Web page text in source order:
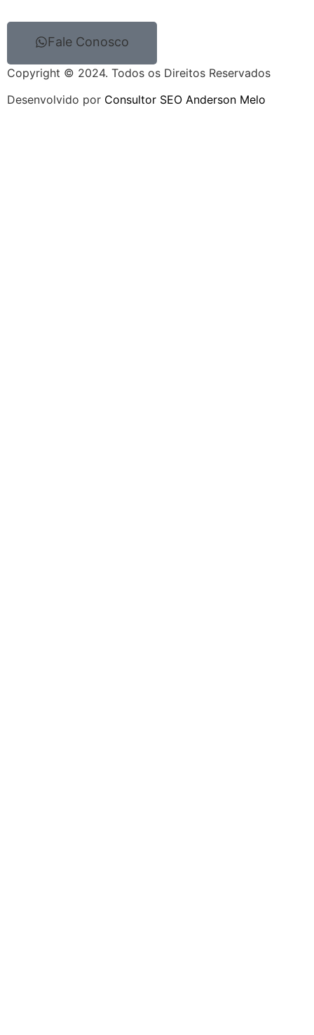
Fale Conosco
Desenvolvido por Consultor SEO Anderson Melo
Copyright © 2024. Todos os Direitos Reservados